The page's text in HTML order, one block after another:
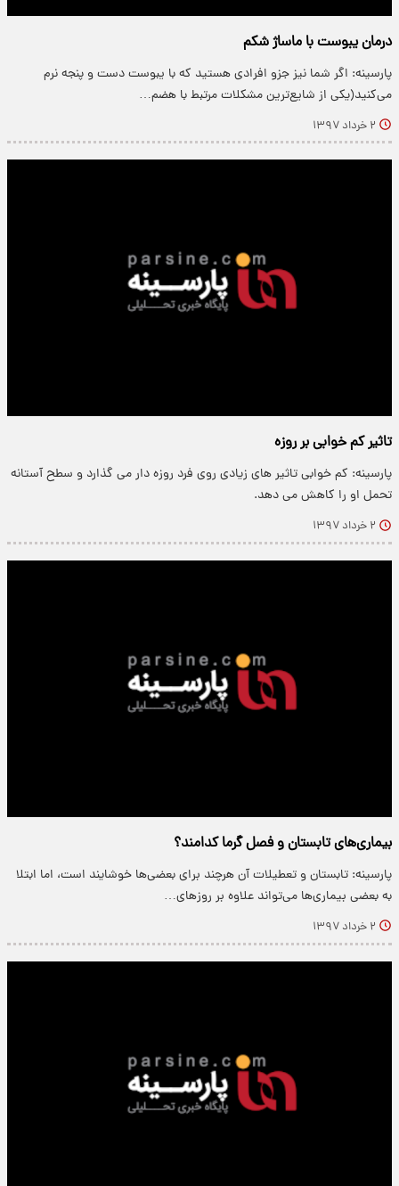
درمان یبوست با ماساژ شکم
پارسینه: اگر شما نیز جزو افرادی هستید که با یبوست دست و پنجه نرم
می‌کنید(یکی از شایع‌ترین مشکلات مرتبط با هضم…
۲ خرداد ۱۳۹۷
تاثیر کم خوابی بر روزه
پارسینه: کم خوابی تاثیر های زیادی روی فرد روزه دار می گذارد و سطح آستانه
تحمل او را کاهش می دهد.
۲ خرداد ۱۳۹۷
بیماری‌های تابستان و فصل گرما کدامند؟
پارسینه: تابستان و تعطیلات آن هرچند برای بعضی‌ها خوشایند است، اما ابتلا
به بعضی بیماری‌ها می‌تواند علاوه بر روزهای…
۲ خرداد ۱۳۹۷